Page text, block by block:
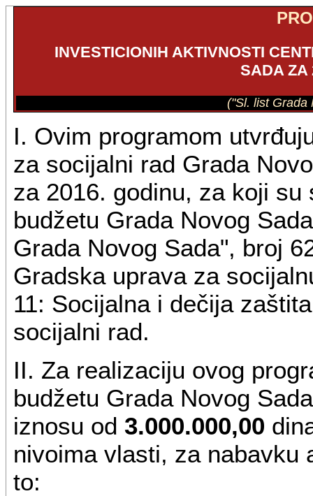
INVESTICIONIH AKTIVNOSTI
SADA ZA
("Sl. list Grada
I. Ovim programom
za socijalni rad Grada
za 2016. godinu, za koji
budžetu Grada Novog
Grada Novog Sada", broj
Gradska uprava za
11: Socijalna i dečija
socijalni rad.
II. Za realizaciju ovog
budžetu Grada Novog
iznosu od 3.000.000,00
nivoima vlasti, za nabavku
to: